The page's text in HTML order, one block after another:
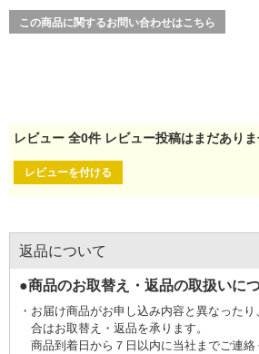
この商品に関するお問い合わせはこちら
レビュー 全0件 レビュー投稿はまだありま
レビューを付ける
返品について
●商品のお取替え・返品の取扱いに
お届け商品がお申し込み内容と異なった
合はお取替え・返品を承ります。
商品到着日から７日以内に当社までご連絡